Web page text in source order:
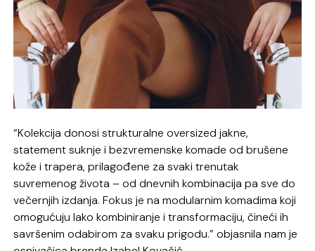
“Kolekcija donosi strukturalne oversized jakne,
statement suknje i bezvremenske komade od brušene
kože i trapera, prilagođene za svaki trenutak
suvremenog života – od dnevnih kombinacija pa sve do
večernjih izdanja. Fokus je na modularnim komadima koji
omogućuju lako kombiniranje i transformaciju, čineći ih
savršenim odabirom za svaku prigodu.” objasnila nam je